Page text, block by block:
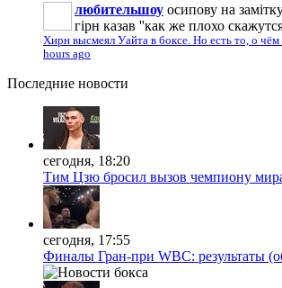
любительшоу осипову на
гірн казав ''как же плохо
Хирн высмеял Уайта в боксе. Но есть то, о
hours ago
Последние новости
сегодня, 18:20
Тим Цзю бросил вызов чемпиону
сегодня, 17:55
Финалы Гран-при WBC: результаты